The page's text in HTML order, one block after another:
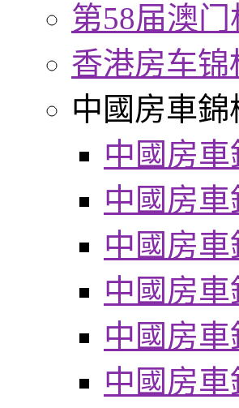
第58届澳
香港房车锦
中國房車錦
中國房
中國房
中國房
中國房
中國房
中國房